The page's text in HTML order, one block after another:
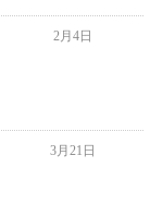
2月4日
3月21日